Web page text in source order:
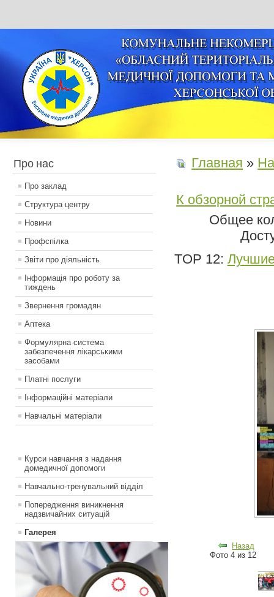
Про нас
Про заклад
Структура центру
Новини
Профспілка
Звіти про діяльність
Інформація про роботу за
тиждень
Звернення громадян
Аптека
Формулярна система
забезпечення лікарськими
засобами
Платні послуги
Інформаційні матеріали
Навчальні матеріали
Курси навчання з надання
домедичної допомоги
Навчально-тренувальний відділ
Попередження виникнення
надзвичайних ситуацій
Галерея
Главная »
К обзорной
Общее
TOP 12:
Назад
Фото 4 из 12